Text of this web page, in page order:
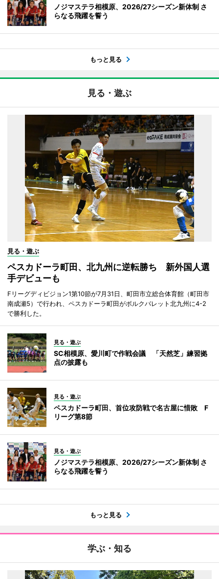
ノジマステラ相模原、2026/27シーズン新体制 さ
らなる飛躍を誓う
もっと見る
見る・遊ぶ
見る・遊ぶ
ペスカドーラ町田、北九州に逆転勝ち 新外国人選
手デビューも
Fリーグディビジョン1第10節が7月31日、町田市立総合体育館（町田市
南成瀬5）で行われ、ペスカドーラ町田がボルクバレット北九州に4-2
で勝利した。
見る・遊ぶ
SC相模原、愛川町で作戦会議 「天然芝」練習拠
点の披露も
見る・遊ぶ
ペスカドーラ町田、首位攻防戦で名古屋に惜敗 F
リーグ第8節
見る・遊ぶ
ノジマステラ相模原、2026/27シーズン新体制 さ
らなる飛躍を誓う
もっと見る
学ぶ・知る